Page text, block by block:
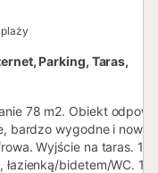
Parking, Taras,
78 m2. Obiekt
bardzo wygodne i
Wyjście na taras. 1
łazienką/bidetem/WC. 1